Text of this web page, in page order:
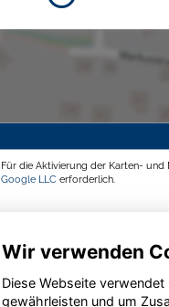
Für die Aktivierung der Karten-
Google LLC erforderlich.
Wir verwenden
Diese Webseite
gewährleisten und um